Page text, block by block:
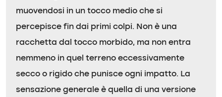
muovendosi in un tocco medio che si
percepisce fin dai primi colpi. Non è una
racchetta dal tocco morbido, ma non entra
nemmeno in quel terreno eccessivamente
secco o rigido che punisce ogni impatto. La
sensazione generale è quella di una versione